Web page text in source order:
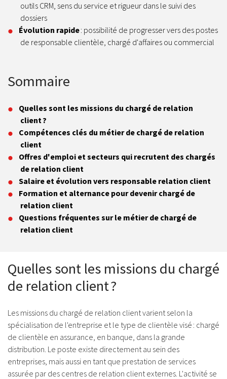
outils CRM, sens du service et rigueur dans le suivi des
dossiers
Évolution rapide: possibilité de progresser vers des postes
de responsable clientèle, chargé d'affaires ou commercial
Sommaire
Quelles sont les missions du chargé de relation
client ?
Compétences clés du métier de chargé de relation
client
Offres d'emploi et secteurs qui recrutent des chargés
de relation client
Salaire et évolution vers responsable relation client
Formation et alternance pour devenir chargé de
relation client
Questions fréquentes sur le métier de chargé de
relation client
Quelles sont les missions du chargé
de relation client ?
Les missions du chargé de relation client varient selon la
spécialisation de l'entreprise et le type de clientèle visé : chargé
de clientèle en assurance, en banque, dans la grande
distribution. Le poste existe directement au sein des
entreprises, mais aussi en tant que prestation de services
assurée par des centres de relation client externes. L'activité se